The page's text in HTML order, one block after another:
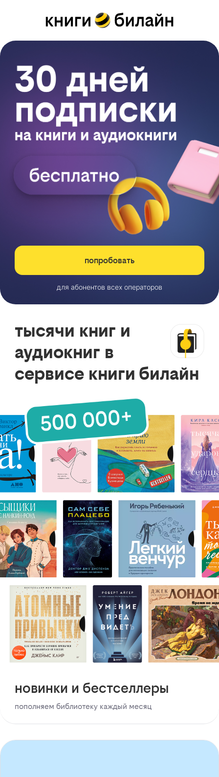
попробовать
для абонентов всех операторов
тысячи книг и
аудиокниг в
сервисе книги билайн
новинки и бестселлеры
пополняем библиотеку каждый месяц